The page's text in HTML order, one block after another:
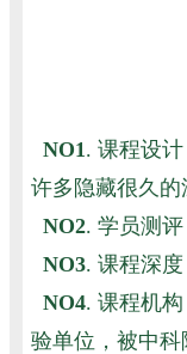
NO1. 课程设
许多隐藏很久
NO2. 学员测
NO3. 课程深
NO4. 课程机
验单位，被中